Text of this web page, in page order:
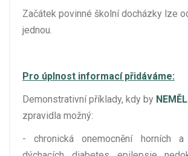
Začátek povinné školní docházky lze
jednou.
Pro úplnost informací přidáváme:
Demonstrativní příklady, kdy by NEMĚL
zpravidla možný:
- chronická onemocnění horních